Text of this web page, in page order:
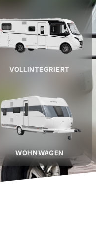
VOLLINTEGRIERT
WOHNWAGEN